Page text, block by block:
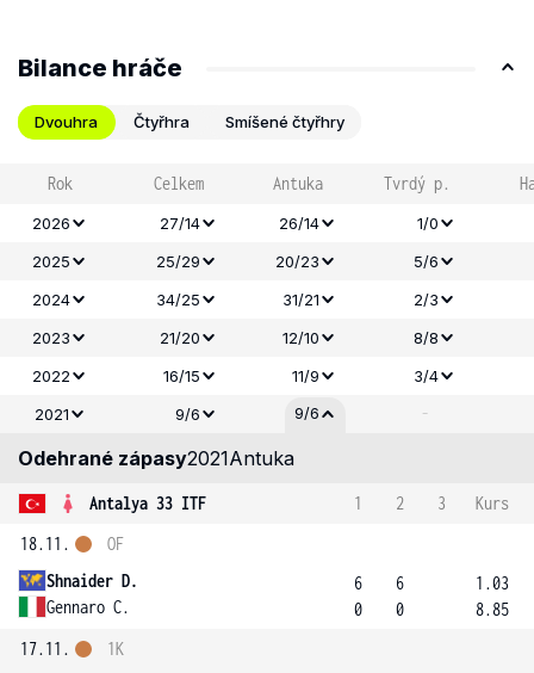
Bilance hráče
Dvouhra Čtyřhra Smíšené čtyřhry
Rok Celkem Antuka Tvrdý p.
2026 27/14 26/14
1/0
2025
25/29 20/23
5/6
2024
34/25 31/21
2/3
2023
21/20 12/10
8/8
2022
16/15 11/9 3/4
2021
9/6 9/6 -
Odehrané zápasy2021Antuka
Antalya 33 ITF 1 2 3
Kurs
18.11.
Shnaider D.
Gennaro C.
OF
6
0
6
0
1.03
8.85
17.11.
1K